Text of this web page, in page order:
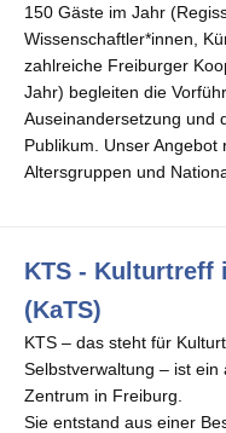
150 Gäste im Jahr
Wissenschaftler*innen,
zahlreiche Freiburger
Jahr) begleiten die
Auseinandersetzung und
Publikum. Unser
Altersgruppen und
KTS - Kulturtreff
(KaTS)
KTS – das steht für
Selbstverwaltung – ist ein
Zentrum in Freiburg.
Sie entstand aus einer